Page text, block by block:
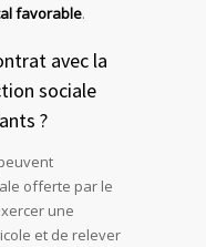
favorable.
avec la
sociale
?
offerte par le
une
et de relever